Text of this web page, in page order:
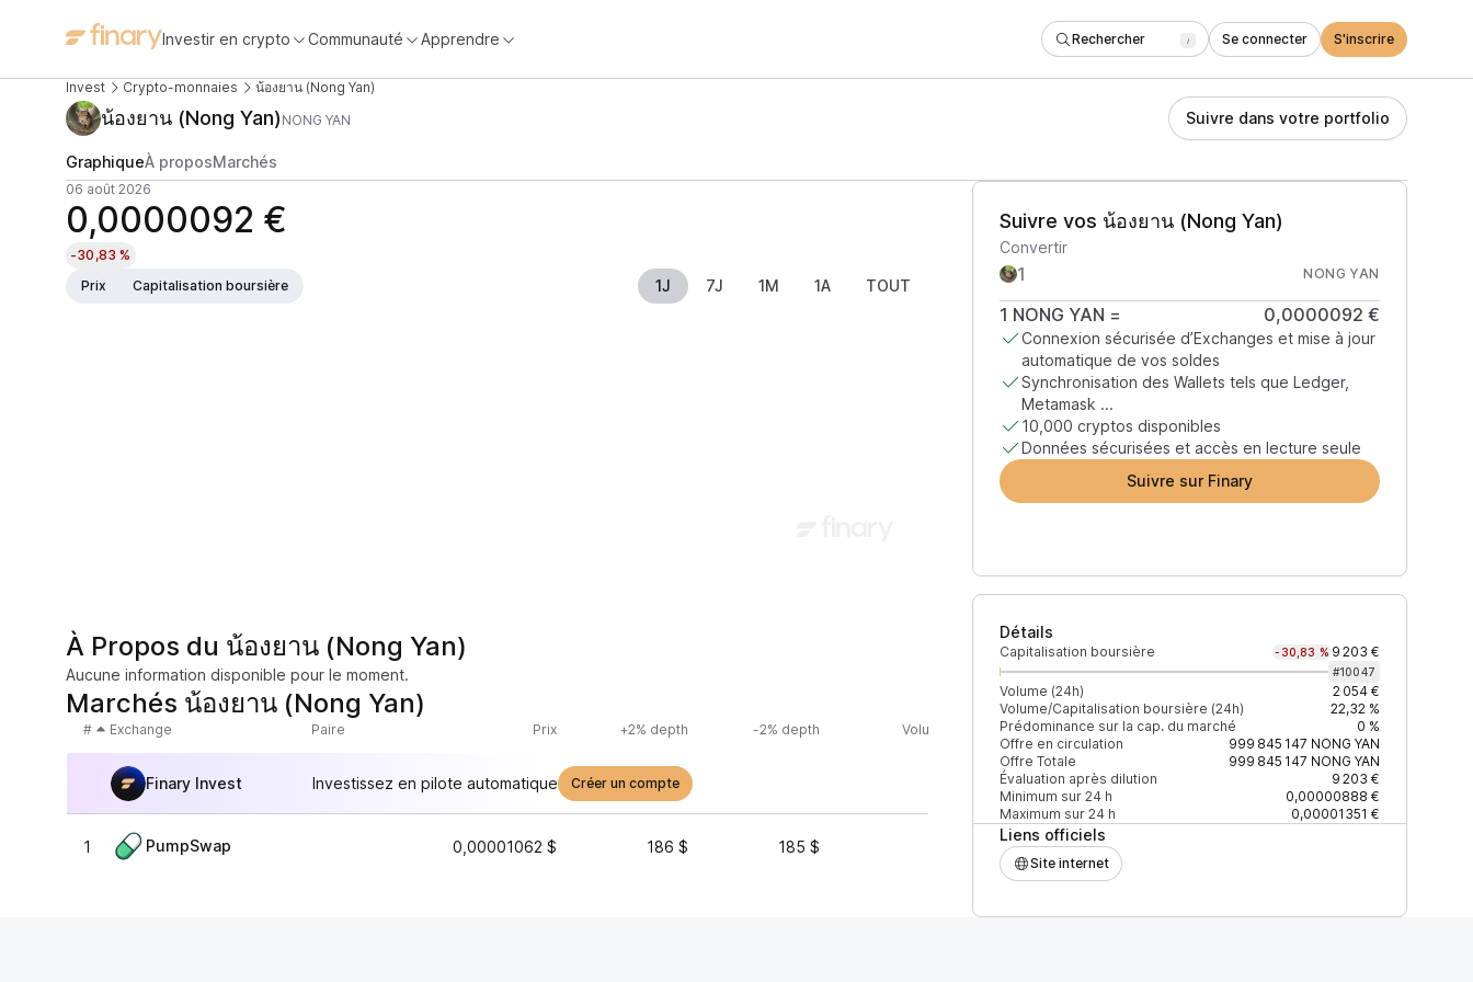
Investir en crypto Communauté Apprendre Rechercher / Se connecter S'inscrire
Invest Crypto-monnaies น้องยาน (Nong Yan)
น้องยาน (Nong Yan) NONG YAN Suivre dans votre portfolio
GraphiqueÀ proposMarchés
06 août 2026
0,0000092 €
-30,83 %
Prix
Capitalisation boursière 1J 7J 1M 1A TOUT
Suivre vos น้องยาน (Nong Yan)
Convertir
NONG YAN
1 NONG YAN = 0,0000092 €
Connexion sécurisée d’Exchanges et mise à jour
automatique de vos soldes
Synchronisation des Wallets tels que Ledger,
Metamask ...
10,000 cryptos disponibles
Données sécurisées et accès en lecture seule
Suivre sur Finary
Détails
Capitalisation boursière -30,83 % 9 203 €
#10047
Volume (24h)
2 054 €
Volume/Capitalisation boursière (24h)
22,32 %
Prédominance sur la cap. du marché
0 %
Offre en circulation
999 845 147 NONG YAN
Offre Totale
999 845 147 NONG YAN
Évaluation après dilution
9 203 €
Minimum sur 24 h
0,00000888 €
Maximum sur 24 h
0,00001351 €
Liens officiels
Site internet
À Propos du น้องยาน (Nong Yan)
Aucune information disponible pour le moment.
Marchés น้องยาน (Nong Yan)
# Exchange Paire Prix +2% depth -2% depth Volume (24h) % du volume Confiance Mis à jour
Finary Invest Investissez en pilote automatique Créer un compte
1 PumpSwap 0,00001062 $ 186 $ 185 $ 100 %